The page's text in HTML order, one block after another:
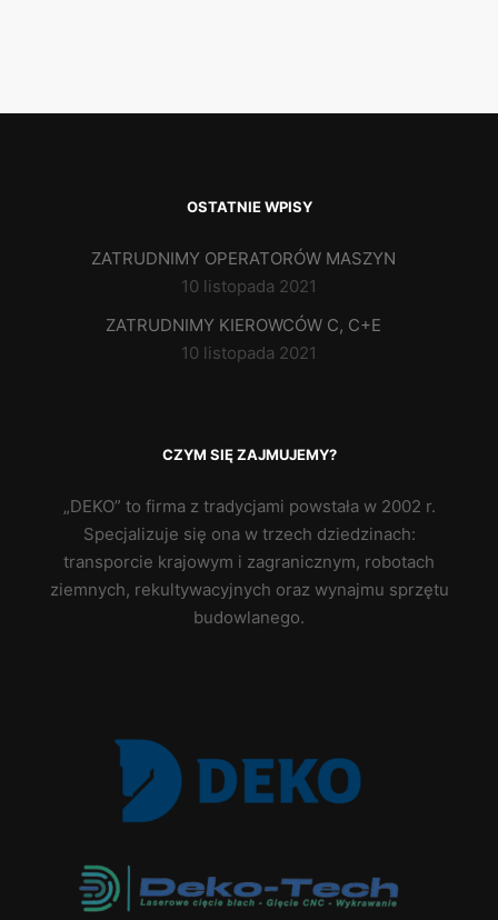
OSTATNIE WPISY
ZATRUDNIMY OPERATORÓW MASZYN
10 listopada 2021
ZATRUDNIMY KIEROWCÓW C, C+E
10 listopada 2021
CZYM SIĘ ZAJMUJEMY?
„DEKO” to firma z tradycjami powstała w 2002 r.
Specjalizuje się ona w trzech dziedzinach:
transporcie krajowym i zagranicznym, robotach
ziemnych, rekultywacyjnych oraz wynajmu sprzętu
budowlanego.